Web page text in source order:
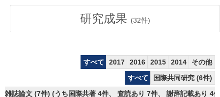
研究成果 (32件)
すべて 2017 2016 2015 2014
その他
すべて
国際共同研究 (6件)
雑誌論文 (7件) (うち国際共著 4件、 査読あり 7件、 謝辞記載あり 4